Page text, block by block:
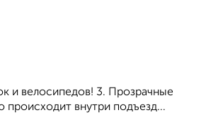
и велосипедов! 3. Прозрачные
внутри подъезд...